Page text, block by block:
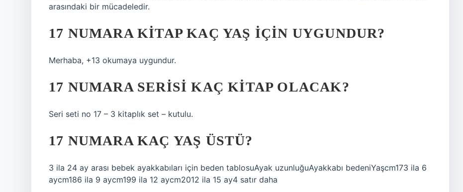
arasındaki bir mücadeledir.
17 NUMARA KITAP KAÇ YAŞ IÇIN UYGUNDUR?
Merhaba, +13 okumaya uygundur.
17 NUMARA SERISI KAÇ KITAP OLACAK?
Seri seti no 17 – 3 kitaplık set – kutulu.
17 NUMARA KAÇ YAŞ ÜSTÜ?
3 ila 24 ay arası bebek ayakkabıları için beden tablosuAyak uzunluğuAyakkabı bedeniYaşcm173 ila 6
aycm186 ila 9 aycm199 ila 12 aycm2012 ila 15 ay4 satır daha